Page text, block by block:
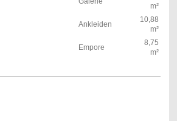
m²
Ankleiden
10,88
m²
Empore
8,75
m²